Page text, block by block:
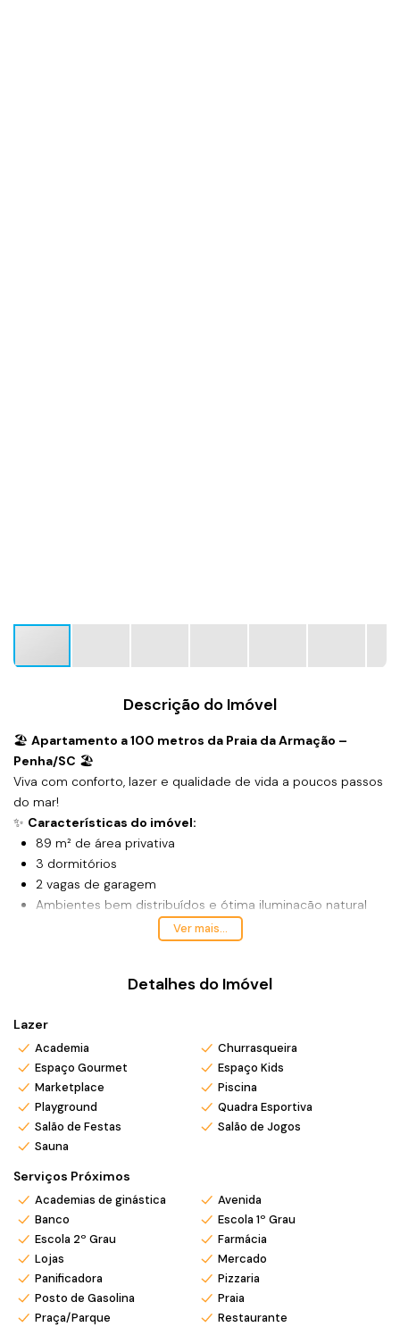
Descrição do Imóvel
🏖 Apartamento a 100 metros da Praia da Armação –
Penha/SC 🏖
Viva com conforto, lazer e qualidade de vida a poucos passos
do mar!
✨ Características do imóvel:
89 m² de área privativa
3 dormitórios
2 vagas de garagem
Ambientes bem distribuídos e ótima iluminação natural
Mobiliado e decorado.
Condomínio de Home Clube:
Quadra poliesportiva
Academia equipada
Playground
Portaria 24 horas, garantindo segurança e tranquilidade
para sua família
💰 Condições facilitadas:
✔ Analisa permuta
✔ Possibilidade de parcelamento direto com o proprietário
📍 Localização privilegiada, a apenas
100 metros da Praia da
Armação
, ideal para morar, veranear ou investir!
Entre em contato e agende sua visita. Seu novo lar perto do
mar espera por você! 🌊🏡
*Valor e disponibilidade sujeito a confirmação.
*Atendemos também em finais de semana e feriados com
Ver mais...
Detalhes do Imóvel
Lazer
Academia
Churrasqueira
Espaço Gourmet
Espaço Kids
Marketplace
Piscina
Playground
Quadra Esportiva
Salão de Festas
Salão de Jogos
Sauna
Serviços Próximos
Academias de ginástica
Avenida
Banco
Escola 1º Grau
Escola 2º Grau
Farmácia
Lojas
Mercado
Panificadora
Pizzaria
Posto de Gasolina
Praia
Praça/Parque
Restaurante